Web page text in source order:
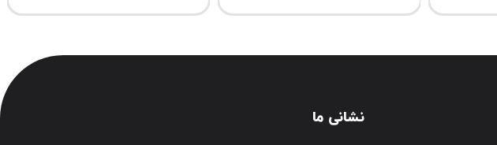
نشانی ما